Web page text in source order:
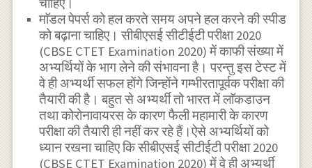
चाहिए।
माॅडल पेपर्स को हल करते समय अपने हल करने की स्पीड
को बढ़ाना चाहिए। सीबीएसई सीटीईटी परीक्षा 2020
(CBSE CTET Examination 2020) में काफी संख्या में
अभ्यर्थियों के भाग लेने की संभावना है। परन्तु इस टेस्ट में
वे ही अभ्यर्थी सफल होंगे जिन्होंने गम्भीरतापूर्वक परीक्षा की
तैयारी की है। बहुत से अभ्यर्थी तो भारत में लाॅकडाउन
तथा कोरोनावायरस के कारण फैली महामारी के कारण
परीक्षा की तैयारी ही नहीं कर रहे हैं।ऐसे अभ्यर्थियों को
ध्यान रखना चाहिए कि सीबीएसई सीटीईटी परीक्षा 2020
(CBSE CTET Examination 2020) में वे ही अभ्यर्थी